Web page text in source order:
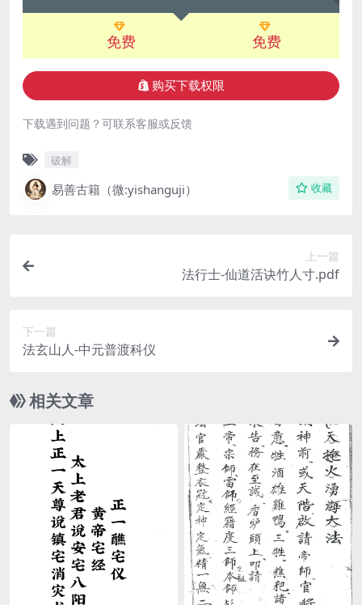
免费 免费
购买下载权限
下载遇到问题？可联系客服或反馈
破解
易善古籍（微:yishanguji） 收藏
上一篇
法行士-仙道活诀竹人寸.pdf
下一篇
法玄山人-中元普渡科仪
相关文章